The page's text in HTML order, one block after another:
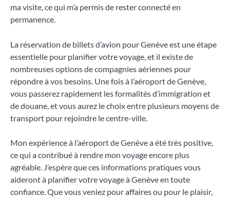
ma visite, ce qui m’a permis de rester connecté en
permanence.
La réservation de billets d’avion pour Genève est une étape
essentielle pour planifier votre voyage, et il existe de
nombreuses options de compagnies aériennes pour
répondre à vos besoins. Une fois à l’aéroport de Genève,
vous passerez rapidement les formalités d’immigration et
de douane, et vous aurez le choix entre plusieurs moyens de
transport pour rejoindre le centre-ville.
Mon expérience à l’aéroport de Genève a été très positive,
ce qui a contribué à rendre mon voyage encore plus
agréable. J’espère que ces informations pratiques vous
aideront à planifier votre voyage à Genève en toute
confiance. Que vous veniez pour affaires ou pour le plaisir,